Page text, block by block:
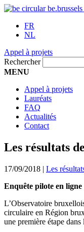
FR
NL
Appel à projets
Rechercher
MENU
Appel à projets
Lauréats
FAQ
Actualités
Contact
Les résultats
17/09/2018 | Les
Enquête pilote en
L’Observatoire
circulaire en Région
une première étape